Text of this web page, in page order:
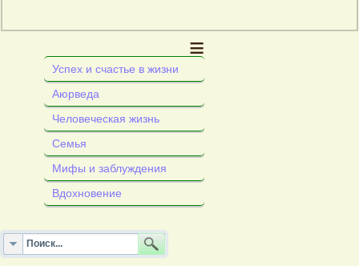
≡
Успех и счастье в жизни
Аюрведа
Человеческая жизнь
Семья
Мифы и заблуждения
Вдохновение